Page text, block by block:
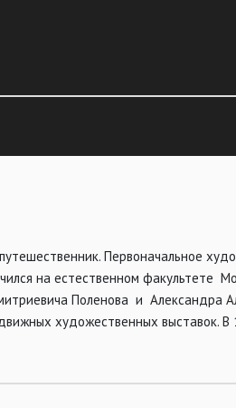
Первоначальное
на естественном факультете
Поленова и Александра
художественных выставок. В